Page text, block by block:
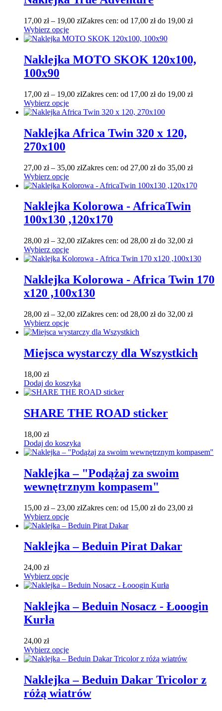
17,00 zł – 19,00 złZakres cen: od 17,00 zł do 19,00 zł
Wybierz opcje
Naklejka MOTO SKOK 120x100,
100x90
17,00 zł – 19,00 złZakres cen: od 17,00 zł do 19,00 zł
Wybierz opcje
Naklejka Africa Twin 320 x 120,
270x100
27,00 zł – 35,00 złZakres cen: od 27,00 zł do 35,00 zł
Wybierz opcje
Naklejka Kolorowa - AfricaTwin
100x130 ,120x170
28,00 zł – 32,00 złZakres cen: od 28,00 zł do 32,00 zł
Wybierz opcje
Naklejka Kolorowa - Africa Twin 170
x120 ,100x130
28,00 zł – 32,00 złZakres cen: od 28,00 zł do 32,00 zł
Wybierz opcje
Miejsca wystarczy dla Wszystkich
18,00 zł
Dodaj do koszyka
SHARE THE ROAD sticker
18,00 zł
Dodaj do koszyka
Naklejka – "Podążaj za swoim
wewnętrznym kompasem"
15,00 zł – 23,00 złZakres cen: od 15,00 zł do 23,00 zł
Wybierz opcje
Naklejka – Beduin Pirat Dakar
24,00 zł
Wybierz opcje
Naklejka – Beduin Nosacz - Łooogin
Kurła
24,00 zł
Wybierz opcje
Naklejka – Beduin Dakar Tricolor z
różą wiatrów